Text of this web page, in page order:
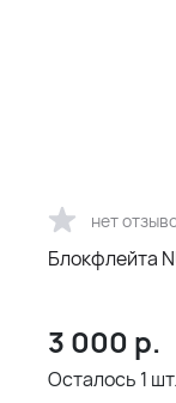
нет
Блокфлейта
3 000 р.
Осталось 1 шт.